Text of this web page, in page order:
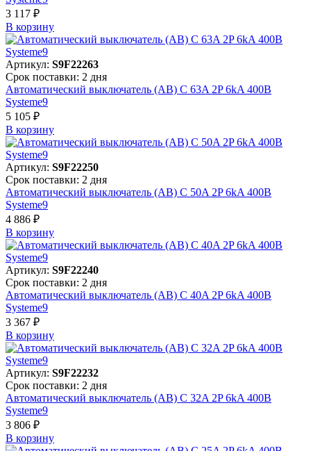
3 117 ₽
В корзинy
Артикул: S9F22263
Срок поставки: 2 дня
Автоматический выключатель (АВ) C 63A 2P 6kA 400В
Systeme9
5 105 ₽
В корзинy
Артикул: S9F22250
Срок поставки: 2 дня
Автоматический выключатель (АВ) C 50A 2P 6kA 400В
Systeme9
4 886 ₽
В корзинy
Артикул: S9F22240
Срок поставки: 2 дня
Автоматический выключатель (АВ) C 40A 2P 6kA 400В
Systeme9
3 367 ₽
В корзинy
Артикул: S9F22232
Срок поставки: 2 дня
Автоматический выключатель (АВ) C 32A 2P 6kA 400В
Systeme9
3 806 ₽
В корзинy